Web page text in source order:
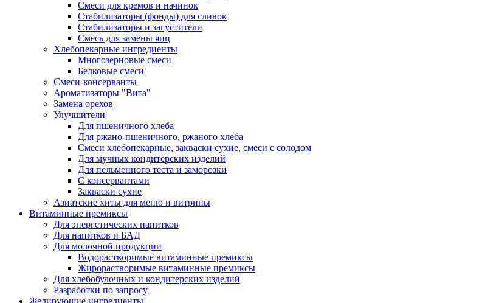
Смеси для кремов и начинок
Стабилизаторы (фонды) для сливок
Стабилизаторы и загустители
Смесь для замены яиц
Хлебопекарные ингредиенты
Многозерновые смеси
Белковые смеси
Смеси-консерванты
Ароматизаторы "Вита"
Замена орехов
Улучшители
Для пшеничного хлеба
Для ржано-пшеничного, ржаного хлеба
Смеси хлебопекарные, закваски сухие, смеси с солодом
Для мучных кондитерских изделий
Для пельменного теста и заморозки
С консервантами
Закваски сухие
Азиатские хиты для меню и витрины
Витаминные премиксы
Для энергетических напитков
Для напитков и БАД
Для молочной продукции
Водорастворимые витаминные премиксы
Жирорастворимые витаминные премиксы
Для хлебобулочных и кондитерских изделий
Разработки по запросу